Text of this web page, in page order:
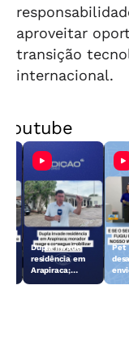
aproveitar
transição
internacional.
Dupla invade
residência em
Arapiraca;
Pet